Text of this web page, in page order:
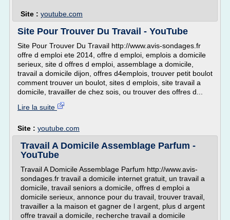
Site : youtube.com
Site Pour Trouver Du Travail - YouTube
Site Pour Trouver Du Travail http://www.avis-sondages.fr
offre d emploi ete 2014, offre d emploi, emplois a domicile
serieux, site d offres d emploi, assemblage a domicile,
travail a domicile dijon, offres d4emplois, trouver petit boulot
comment trouver un boulot, sites d emplois, site travail a
domicile, travailler de chez sois, ou trouver des offres d...
Lire la suite
Site : youtube.com
Travail A Domicile Assemblage Parfum -
YouTube
Travail A Domicile Assemblage Parfum http://www.avis-
sondages.fr travail a domicile internet gratuit, un travail a
domicile, travail seniors a domicile, offres d emploi a
domicile serieux, annonce pour du travail, trouver travail,
travailler a la maison et gagner de l argent, plus d argent
offre travail a domicile, recherche travail a domicile